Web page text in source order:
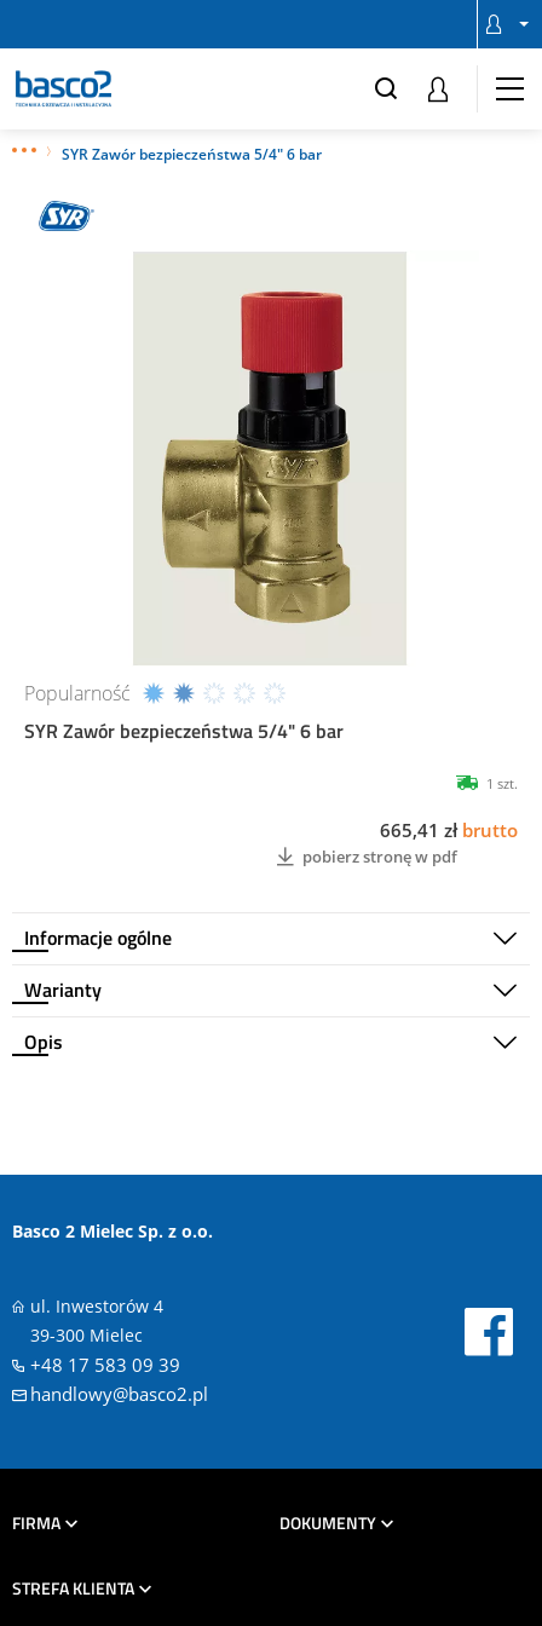
SYR Zawór bezpieczeństwa 5/4" 6 bar
Popularność
SYR Zawór bezpieczeństwa 5/4" 6 bar
Informacje ogólne
1 szt.
665,41 zł brutto
pobierz stronę w pdf
Warianty
Opis
Basco 2 Mielec Sp. z o.o.
ul. Inwestorów 4
39-300 Mielec
+48 17 583 09 39
handlowy@basco2.pl
FIRMA
STREFA KLIENTA
DOKUMENTY